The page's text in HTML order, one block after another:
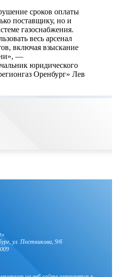
сроков оплаты
поставщику, но и
газоснабжения.
весь арсенал
включая взыскание
—
юридического
Оренбург» Лев
ул. Постникова, 9/б